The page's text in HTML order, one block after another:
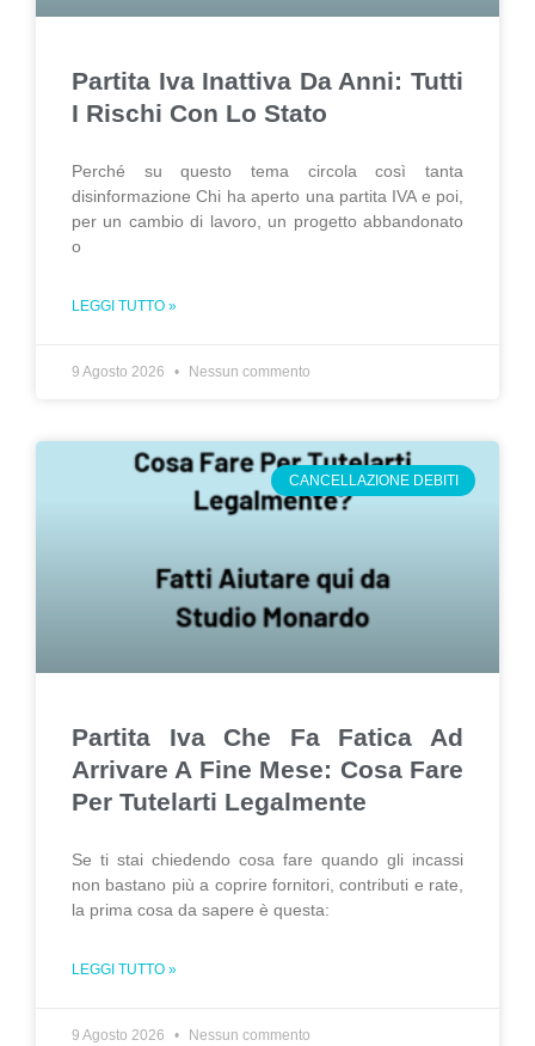
Partita Iva Inattiva Da Anni: Tutti
I Rischi Con Lo Stato
Perché su questo tema circola così tanta
disinformazione Chi ha aperto una partita IVA e poi,
per un cambio di lavoro, un progetto abbandonato
o
LEGGI TUTTO »
9 Agosto 2026 Nessun commento
CANCELLAZIONE DEBITI
Partita Iva Che Fa Fatica Ad
Arrivare A Fine Mese: Cosa Fare
Per Tutelarti Legalmente
Se ti stai chiedendo cosa fare quando gli incassi
non bastano più a coprire fornitori, contributi e rate,
la prima cosa da sapere è questa:
LEGGI TUTTO »
9 Agosto 2026 Nessun commento